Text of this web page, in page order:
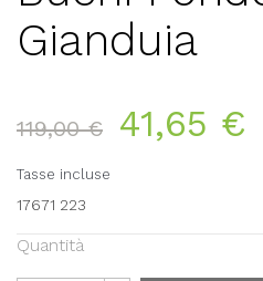
Gianduia
119,00 € 41,65 €
Tasse incluse
17671 223
Quantità